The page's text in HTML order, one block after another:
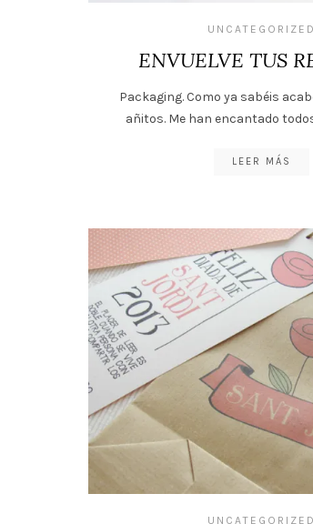
UNCATEGORIZED
ENVUELVE TUS
Packaging. Como ya sabéis
añitos. Me han encantado
LEER MÁS
UNCATEGORIZED